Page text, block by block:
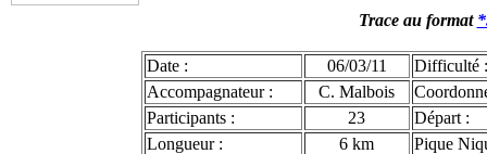
Trace au format
Date : 06/03/11
Difficulté :
Accompagnateur :
C. Malbois
Participants :
23
Départ :
Longueur :
6 km
Pique